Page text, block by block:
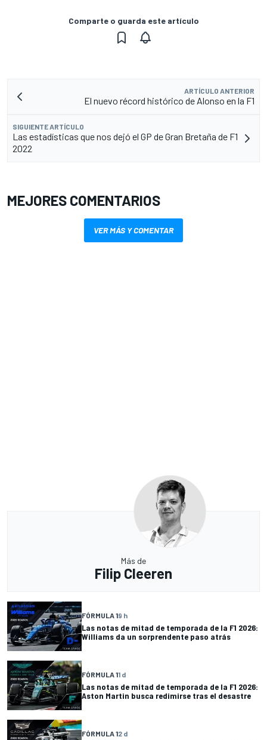
Comparte o guarda este artículo
ARTÍCULO ANTERIOR
El nuevo récord histórico de Alonso en la F1
SIGUIENTE ARTÍCULO
Las estadísticas que nos dejó el GP de Gran Bretaña de F1
2022
MEJORES COMENTARIOS
VER MÁS Y COMENTAR
Más de
Filip Cleeren
FÓRMULA 19 h
Las notas de mitad de temporada de la F1 2026:
Williams da un sorprendente paso atrás
FÓRMULA 11 d
Las notas de mitad de temporada de la F1 2026:
Aston Martin busca redimirse tras el desastre
FÓRMULA 12 d